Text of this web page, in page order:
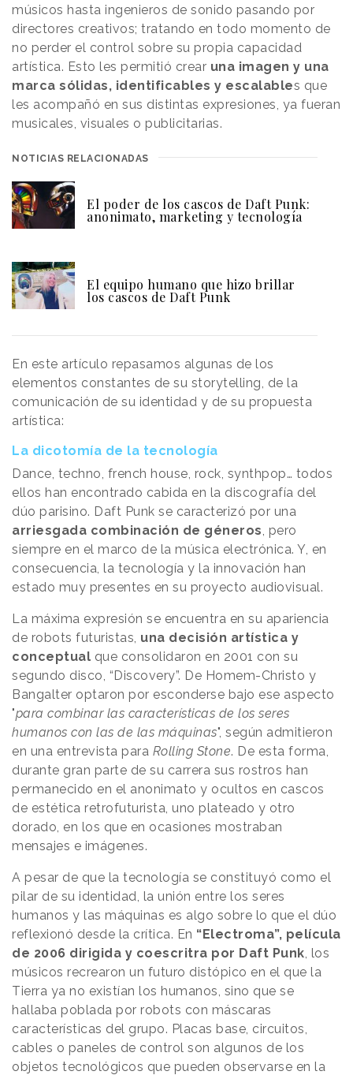
músicos hasta ingenieros de sonido pasando por
directores creativos; tratando en todo momento de
no perder el control sobre su propia capacidad
artística. Esto les permitió crear una imagen y una
marca sólidas, identificables y escalables que
les acompañó en sus distintas expresiones, ya fueran
musicales, visuales o publicitarias.
NOTICIAS RELACIONADAS
El poder de los cascos de Daft Punk:
anonimato, marketing y tecnología
El equipo humano que hizo brillar
los cascos de Daft Punk
En este artículo repasamos algunas de los
elementos constantes de su storytelling, de la
comunicación de su identidad y de su propuesta
artística:
La dicotomía de la tecnología
Dance, techno, french house, rock, synthpop… todos
ellos han encontrado cabida en la discografía del
dúo parisino. Daft Punk se caracterizó por una
arriesgada combinación de géneros, pero
siempre en el marco de la música electrónica. Y, en
consecuencia, la tecnología y la innovación han
estado muy presentes en su proyecto audiovisual.
La máxima expresión se encuentra en su apariencia
de robots futuristas, una decisión artística y
conceptual que consolidaron en 2001 con su
segundo disco, “Discovery”. De Homem-Christo y
Bangalter optaron por esconderse bajo ese aspecto
"para combinar las características de los seres
humanos con las de las máquinas", según admitieron
en una entrevista para Rolling Stone. De esta forma,
durante gran parte de su carrera sus rostros han
permanecido en el anonimato y ocultos en cascos
de estética retrofuturista, uno plateado y otro
dorado, en los que en ocasiones mostraban
mensajes e imágenes.
A pesar de que la tecnología se constituyó como el
pilar de su identidad, la unión entre los seres
humanos y las máquinas es algo sobre lo que el dúo
reflexionó desde la crítica. En “Electroma”, película
de 2006 dirigida y coescritra por Daft Punk, los
músicos recrearon un futuro distópico en el que la
Tierra ya no existían los humanos, sino que se
hallaba poblada por robots con máscaras
características del grupo. Placas base, circuitos,
cables o paneles de control son algunos de los
objetos tecnológicos que pueden observarse en la